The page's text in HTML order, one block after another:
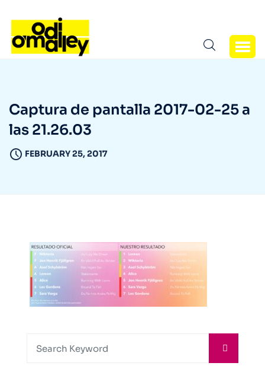
Captura de pantalla 2017-02-25 a
las 21.26.03
FEBRUARY 25, 2017